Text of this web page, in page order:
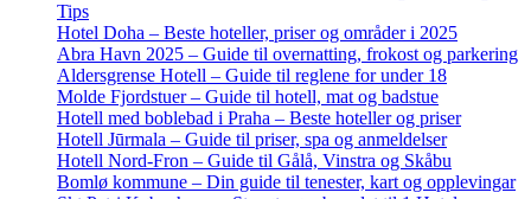
Tips
Hotel Doha – Beste hoteller, priser og områder i 2025
Abra Havn 2025 – Guide til overnatting, frokost og parkering
Aldersgrense Hotell – Guide til reglene for under 18
Molde Fjordstuer – Guide til hotell, mat og badstue
Hotell med boblebad i Praha – Beste hoteller og priser
Hotell Jūrmala – Guide til priser, spa og anmeldelser
Hotell Nord-Fron – Guide til Gålå, Vinstra og Skåbu
Bomlø kommune – Din guide til tenester, kart og opplevingar